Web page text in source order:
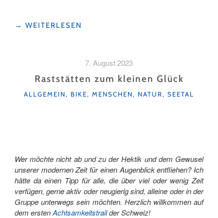
"VIELE
SÜDEN "
→ WEITERLESEN
7. August 2023
Raststätten zum kleinen Glück
KATEGORIEN
ALLGEMEIN, BIKE, MENSCHEN, NATUR, SEETAL
Wer möchte nicht ab und zu der Hektik und dem Gewusel
unserer modernen Zeit für einen Augenblick entfliehen? Ich
hätte da einen Tipp für alle, die über viel oder wenig Zeit
verfügen, gerne aktiv oder neugierig sind, alleine oder in der
Gruppe unterwegs sein möchten. Herzlich willkommen auf
dem erstenAchtsamkeitstrailder Schweiz!